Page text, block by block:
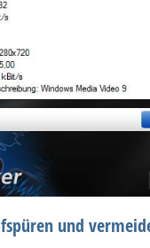
und